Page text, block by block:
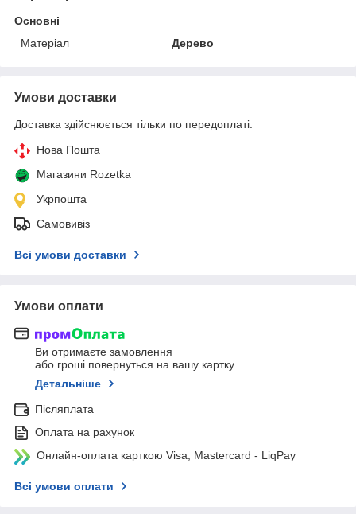
Основні
Матеріал
Дерево
Умови доставки
Доставка здійснюється тільки по передоплаті.
Нова Пошта
Магазини Rozetka
Укрпошта
Самовивіз
Всі умови доставки
Умови оплати
Ви отримаєте замовлення
або гроші повернуться на вашу картку
Детальніше
Післяплата
Оплата на рахунок
Онлайн-оплата карткою Visa, Mastercard - LiqPay
Всі умови оплати